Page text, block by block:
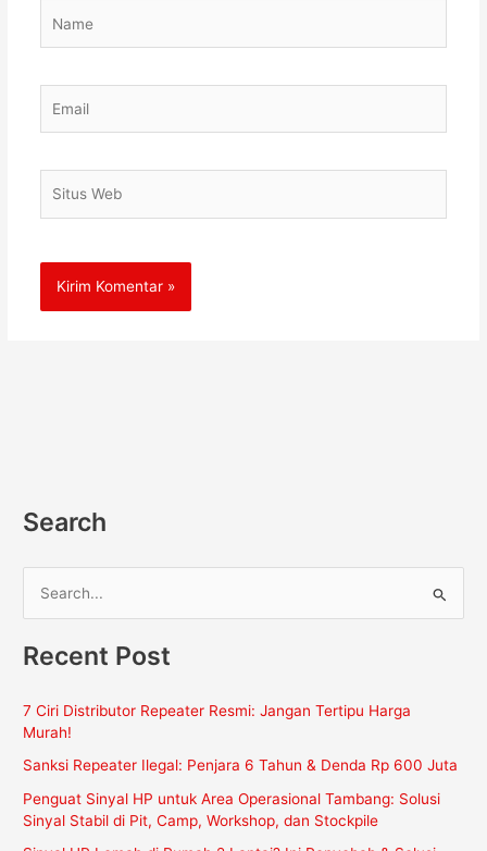
Web
Search
r
u
t
u
k
Recent Post
7 Ciri Distributor Repeater Resmi: Jangan Tertipu Harga
Murah!
Sanksi Repeater Ilegal: Penjara 6 Tahun & Denda Rp 600 Juta
Penguat Sinyal HP untuk Area Operasional Tambang: Solusi
Sinyal Stabil di Pit, Camp, Workshop, dan Stockpile